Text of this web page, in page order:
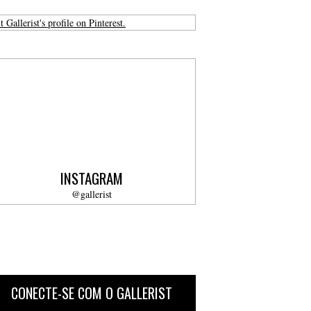
Gallerist's profile on Pinterest.
INSTAGRAM
@gallerist
CONECTE-SE COM O GALLERIST